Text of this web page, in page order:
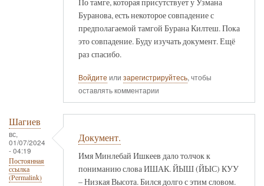
Буранова, есть некоторое совпадение с
предполагаемой тамгой Бурана Килтеш. Пока
это совпадение. Буду изучать документ. Ещё
раз спасибо.
Войдите или зарегистрируйтесь, чтобы
оставлять комментарии
Шагиев
вс,
01/07/2024
- 04:19
Постоянная
ссылка
(Permalink)
Документ.
Имя Минлебай Ишкеев дало толчок к
пониманию слова ИШАК. ЙЫШ (ЙЫС) КУУ
– Низкая Высота. Бился долго с этим словом.